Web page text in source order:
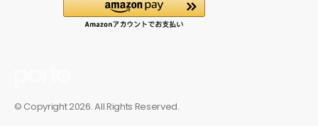
© Copyright 2026. All Rights Reserved.